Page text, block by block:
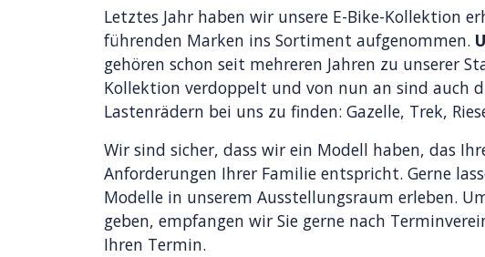
Letztes Jahr haben wir unsere E-Bike-Kollektion
führenden Marken ins Sortiment aufgenommen.
gehören schon seit mehreren Jahren zu unserer
Kollektion verdoppelt und von nun an sind auch
Lastenrädern bei uns zu finden: Gazelle, Trek,
Wir sind sicher, dass wir ein Modell haben, das
Anforderungen Ihrer Familie entspricht. Gerne
Modelle in unserem Ausstellungsraum erleben.
geben, empfangen wir Sie gerne nach
Ihren Termin.